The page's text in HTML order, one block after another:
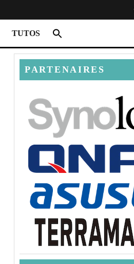
TUTOS
PARTENAIRES